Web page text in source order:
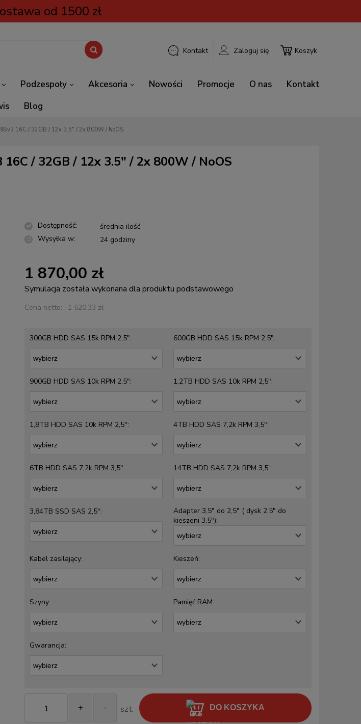
od 1500 zł
Koszyk
Kontakt Zaloguj się
Podzespoły Akcesoria Nowości Promocje O nas
Kontakt
Blog
16C / 32GB / 12x 3.5" / 2x 800W / NoOS
/ 32GB / 12x 3.5" / 2x 800W / NoOS
Dostępność:
średnia ilość
Wysyłka w:
24 godziny
1 870,00 zł
Symulacja została wykonana dla produktu podstawowego
Cena netto: 1 520,33 zł
300GB HDD SAS 15k RPM 2,5": 600GB HDD SAS 15k RPM 2,5":
900GB HDD SAS 10k RPM 2,5": 1,2TB HDD SAS 10k RPM 2,5":
1,8TB HDD SAS 10k RPM 2,5": 4TB HDD SAS 7,2k RPM 3,5":
6TB HDD SAS 7,2k RPM 3,5": 14TB HDD SAS 7,2k RPM 3,5”:
3,84TB SSD SAS 2,5":
Adapter 3,5" do 2,5" ( dysk 2,5" do
kieszeni 3,5"):
Kabel zasilający: Kieszeń:
Szyny: Pamięć RAM:
Gwarancja:
+ - szt. DO KOSZYKA